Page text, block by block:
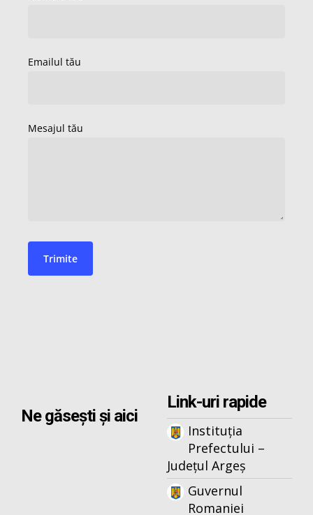
Ne găsești și aici
Link-uri rapide
Instituția
Prefectului –
Județul Argeș
Guvernul
Romaniei